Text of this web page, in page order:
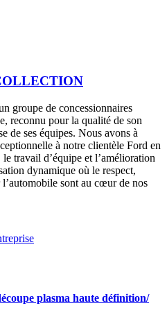
groupe de concessionnaires
reconnu pour la qualité de son
de ses équipes. Nous avons à
à notre clientèle Ford en
travail d’équipe et l’amélioration
dynamique où le respect,
sont au cœur de nos
plasma haute définition/